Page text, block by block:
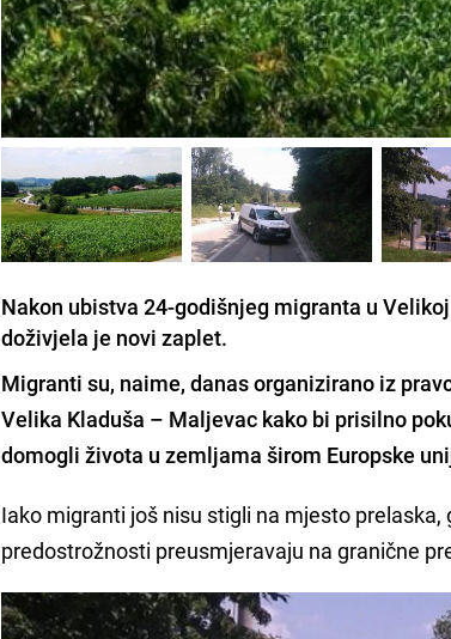
Nakon ubistva 24-godišnjeg migranta u
doživjela je novi zaplet.
Migranti su, naime, danas organizirano iz
Velika Kladuša – Maljevac kako bi prisilno
domogli života u zemljama širom Europske
Iako migranti još nisu stigli na mjesto
predostrožnosti preusmjeravaju na granične